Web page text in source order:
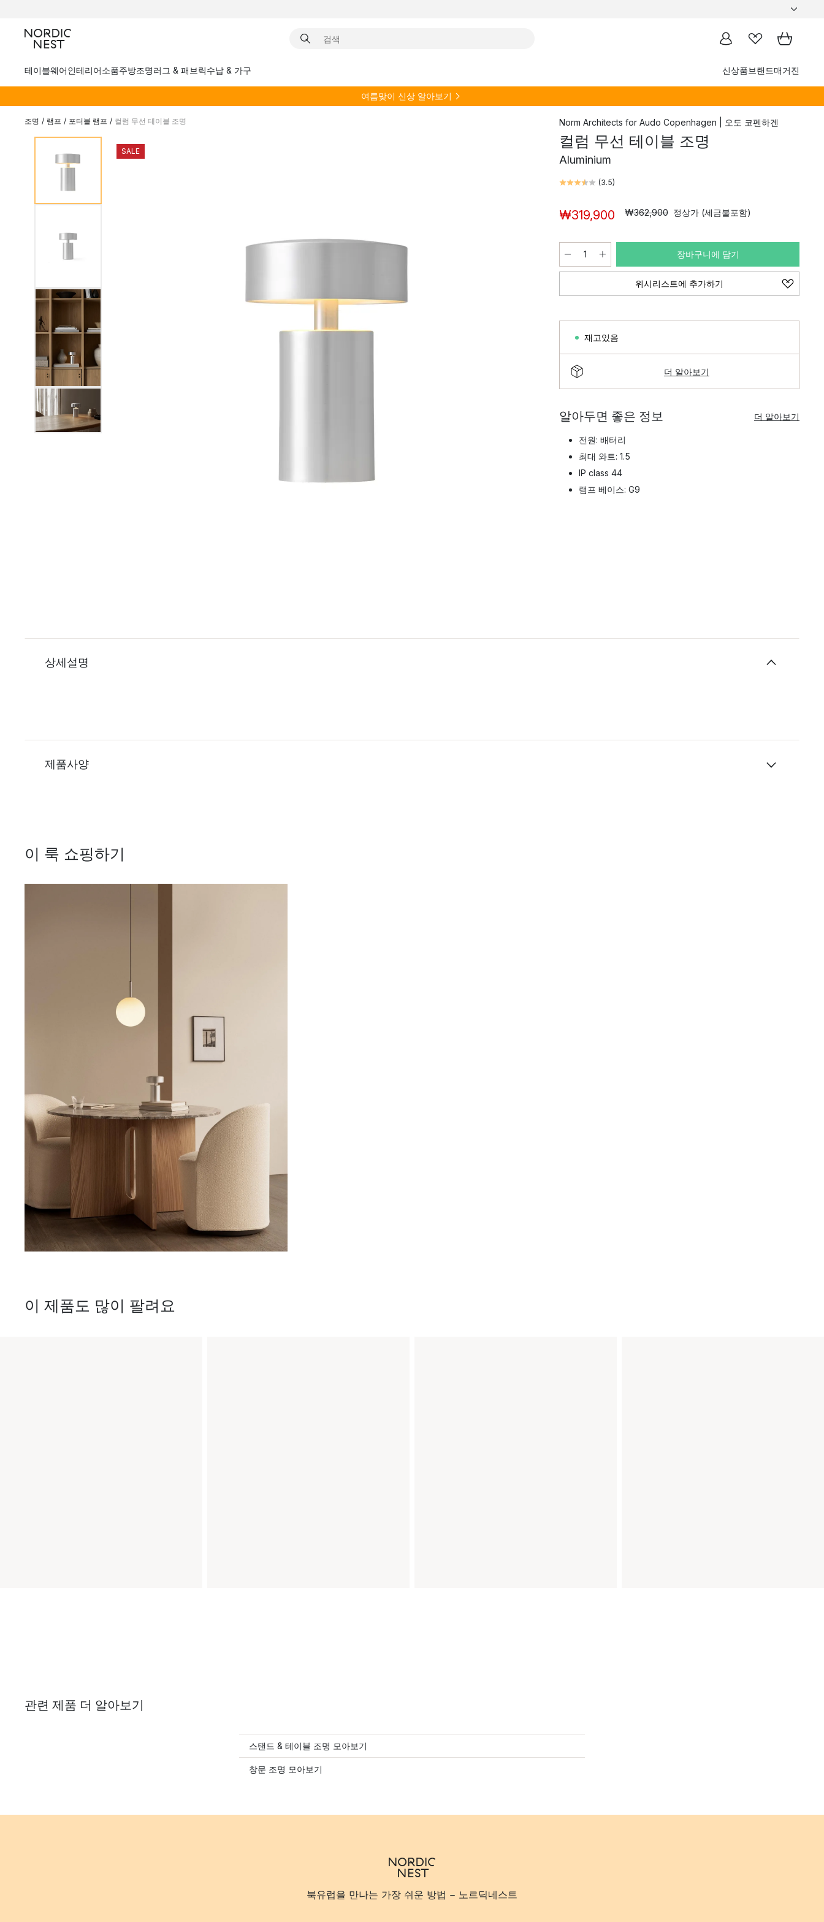
테이블웨어인테리어소품주방조명러그 & 패브릭수납 & 가구 신상품브랜드매거진
여름맞이 신상 알아보기
조명 / 램프 / 포터블 램프 / 컬럼 무선 테이블 조명
SALE
Norm Architects for Audo Copenhagen | 오도 코펜하겐
컬럼 무선 테이블 조명
Aluminium
(3.5)
₩319,900 ₩362,900 정상가 (세금불포함)
장바구니에 담기
위시리스트에 추가하기
재고있음
더 알아보기
알아두면 좋은 정보 더 알아보기
전원: 배터리
최대 와트: 1.5
IP class 44
램프 베이스: G9
상세설명
제품사양
이 룩 쇼핑하기
이 제품도 많이 팔려요
관련 제품 더 알아보기
스탠드 & 테이블 조명 모아보기
창문 조명 모아보기
북유럽을 만나는 가장 쉬운 방법 - 노르딕네스트